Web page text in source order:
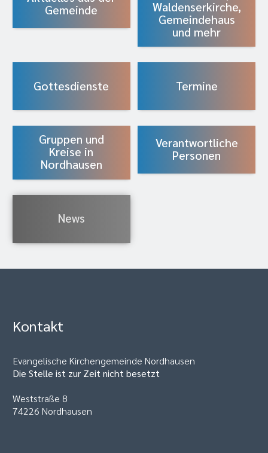
Gemeinde
Waldenserkirche,
Gemeindehaus
und mehr
Gottesdienste Termine
Gruppen und
Kreise in
Nordhausen
Verantwortliche
Personen
News
Kontakt
Evangelische Kirchengemeinde Nordhausen
Die Stelle ist zur Zeit nicht besetzt
Weststraße 8
74226 Nordhausen